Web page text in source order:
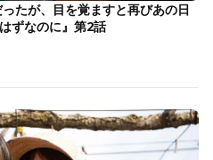
たが、目を覚ますと再びあの日
ずなのに』第2話